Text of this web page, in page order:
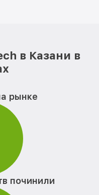
в Казани в
рынке
починили